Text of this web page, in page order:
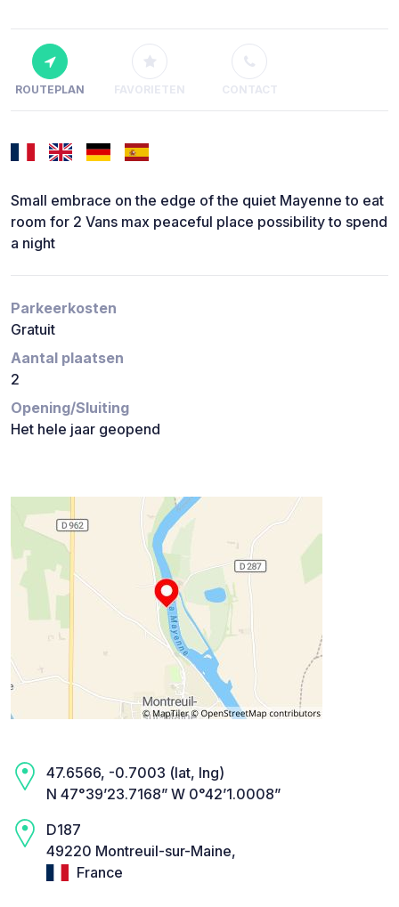
ROUTEPLAN FAVORIETEN CONTACT
Small embrace on the edge of the quiet Mayenne to eat
room for 2 Vans max peaceful place possibility to spend
a night
Parkeerkosten
Gratuit
Aantal plaatsen
2
Opening/Sluiting
Het hele jaar geopend
47.6566, -0.7003 (lat, lng)
N 47°39’23.7168” W 0°42’1.0008”
D187
49220 Montreuil-sur-Maine,
France